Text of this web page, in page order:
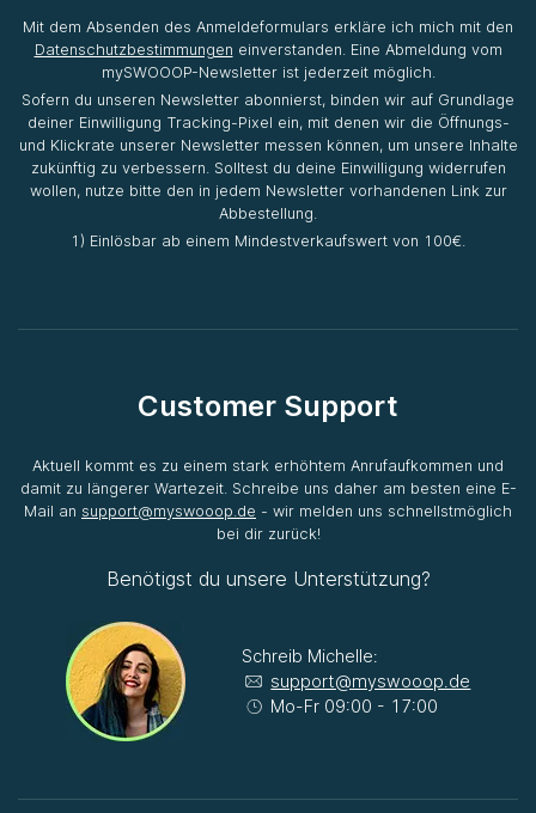
Mit dem Absenden des Anmeldeformulars erkläre ich mich mit den
Datenschutzbestimmungen einverstanden. Eine Abmeldung vom
mySWOOOP-Newsletter ist jederzeit möglich.
Sofern du unseren Newsletter abonnierst, binden wir auf Grundlage
deiner Einwilligung Tracking-Pixel ein, mit denen wir die Öffnungs-
und Klickrate unserer Newsletter messen können, um unsere Inhalte
zukünftig zu verbessern. Solltest du deine Einwilligung widerrufen
wollen, nutze bitte den in jedem Newsletter vorhandenen Link zur
Abbestellung.
1) Einlösbar ab einem Mindestverkaufswert von 100€.
Customer Support
Aktuell kommt es zu einem stark erhöhtem Anrufaufkommen und
damit zu längerer Wartezeit. Schreibe uns daher am besten eine E-
Mail an support@myswooop.de - wir melden uns schnellstmöglich
bei dir zurück!
Benötigst du unsere Unterstützung?
Schreib Michelle:
support@myswooop.de
Mo-Fr 09:00 - 17:00